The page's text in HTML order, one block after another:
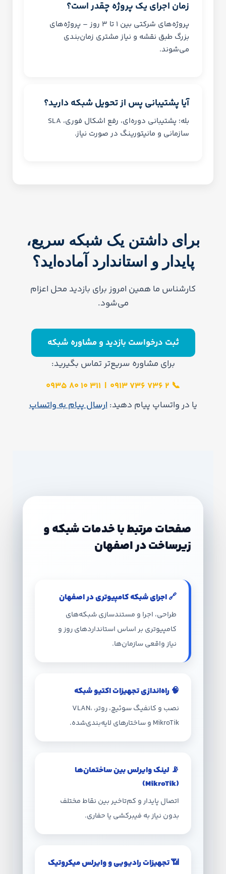
زمان اجرای یک پروژه چقدر است؟
پروژه‌های شرکتی بین ۱ تا ۳ روز – پروژه‌های
بزرگ طبق نقشه و نیاز مشتری زمان‌بندی
می‌شوند.
آیا پشتیبانی پس از تحویل شبکه دارید؟
بله؛ پشتیبانی دوره‌ای، رفع اشکال فوری، SLA
سازمانی و مانیتورینگ در صورت نیاز.
برای داشتن یک شبکه سریع،
پایدار و استاندارد آماده‌اید؟
کارشناس ما همین امروز برای بازدید محل اعزام
می‌شود.
ثبت درخواست بازدید و مشاوره شبکه
برای مشاوره سریع‌تر تماس بگیرید:
📞
2 736 736 0913
|
311 10 80 0935
یا در واتساپ پیام دهید:ارسال پیام به واتساپ
صفحات مرتبط با خدمات شبکه و
زیرساخت در اصفهان
🔗 اجرای شبکه کامپیوتری در اصفهان
طراحی، اجرا و مستندسازی شبکه‌های
کامپیوتری بر اساس استانداردهای روز و
نیاز واقعی سازمان‌ها.
🧠 راه‌اندازی تجهیزات اکتیو شبکه
نصب و کانفیگ سوئیچ، روتر، VLAN،
MikroTik و ساختارهای لایه‌بندی‌شده.
📡 لینک وایرلس بین ساختمان‌ها
(MikroTik)
اتصال پایدار و کم‌تاخیر بین نقاط مختلف
بدون نیاز به فیبرکشی یا حفاری.
📶 تجهیزات رادیویی و وایرلس میکروتیک